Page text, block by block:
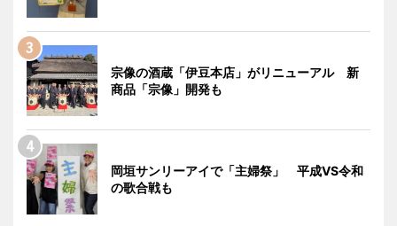
宗像の酒蔵「伊豆本店」がリニューアル 新
商品「宗像」開発も
岡垣サンリーアイで「主婦祭」 平成VS令和
の歌合戦も